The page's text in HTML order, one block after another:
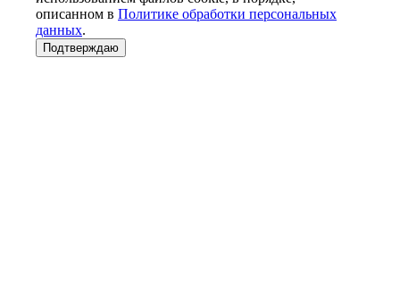
описанном в Политике обработки персональных
данных.
Подтверждаю